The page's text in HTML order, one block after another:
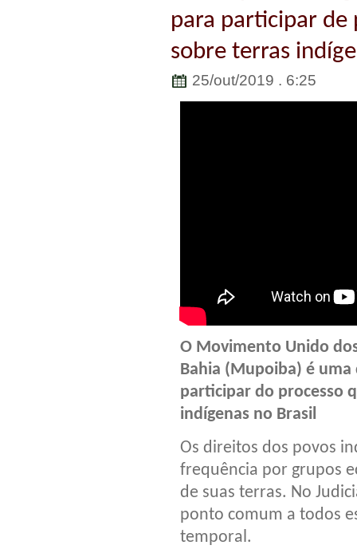
para participar de
sobre terras
25/out/2019 . 6:25
O Movimento Unido
Bahia (Mupoiba) é uma
participar do processo
indígenas no Brasil
Os direitos dos povos
frequência por grupos
de suas terras. No
ponto comum a todos
temporal.